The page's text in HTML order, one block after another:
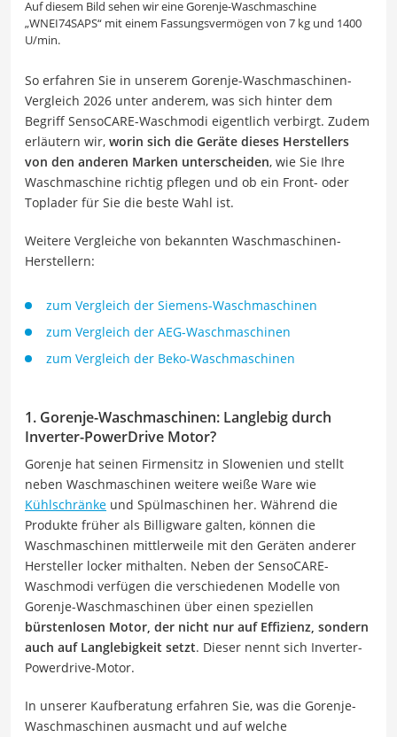
Auf diesem Bild sehen wir eine Gorenje-Waschmaschine
„WNEI74SAPS“ mit einem Fassungsvermögen von 7 kg und 1400
U/min.
So erfahren Sie in unserem Gorenje-Waschmaschinen-
Vergleich 2026 unter anderem, was sich hinter dem
Begriff SensoCARE-Waschmodi eigentlich verbirgt. Zudem
erläutern wir, worin sich die Geräte dieses Herstellers
von den anderen Marken unterscheiden, wie Sie Ihre
Waschmaschine richtig pflegen und ob ein Front- oder
Toplader für Sie die beste Wahl ist.
Weitere Vergleiche von bekannten Waschmaschinen-
Herstellern:
zum Vergleich der Siemens-Waschmaschinen
zum Vergleich der AEG-Waschmaschinen
zum Vergleich der Beko-Waschmaschinen
1. Gorenje-Waschmaschinen: Langlebig durch
Inverter-PowerDrive Motor?
Gorenje hat seinen Firmensitz in Slowenien und stellt
neben Waschmaschinen weitere weiße Ware wie
Kühlschränke und Spülmaschinen her. Während die
Produkte früher als Billigware galten, können die
Waschmaschinen mittlerweile mit den Geräten anderer
Hersteller locker mithalten. Neben der SensoCARE-
Waschmodi verfügen die verschiedenen Modelle von
Gorenje-Waschmaschinen über einen speziellen
bürstenlosen Motor, der nicht nur auf Effizienz, sondern
auch auf Langlebigkeit setzt. Dieser nennt sich Inverter-
Powerdrive-Motor.
In unserer Kaufberatung erfahren Sie, was die Gorenje-
Waschmaschinen ausmacht und auf welche